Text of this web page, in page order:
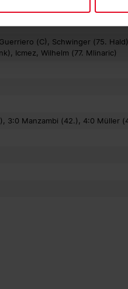
(C), Schwinger (75.
Icmez, Wilhelm (77. Mlinaric)
3:0 Manzambi (42.), 4:0 Müller